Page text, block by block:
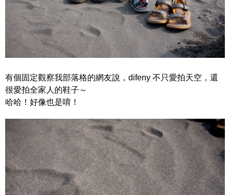
有個固定觀察我部落格的網友說，difeny 不只愛拍天空，還
很愛拍全家人的鞋子～
哈哈！好像也是唷！